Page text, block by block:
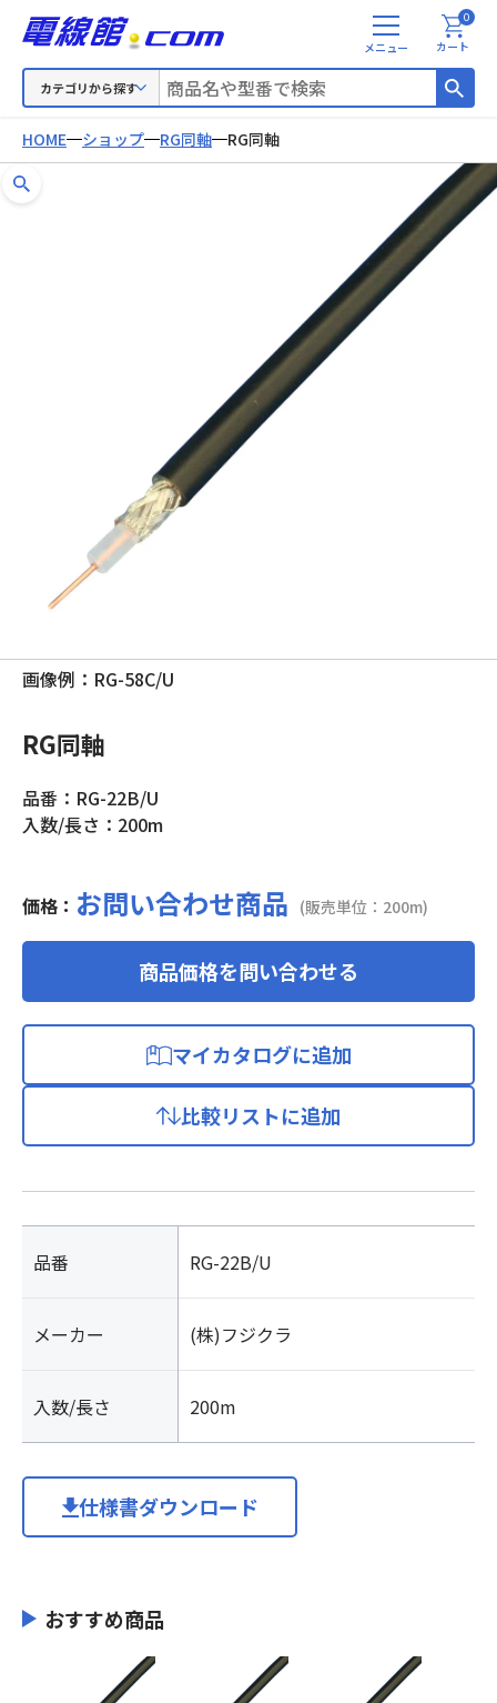
カテゴリから探す
メ
ニ
カート
0
HOME ショップ RG同軸 RG同軸
画像例：RG-58C/U
RG同軸
品番：RG-22B/U
入数/長さ：200m
価格： お問い合わせ商品 (販売単位：200m)
商品価格を問い合わせる
マイカタログに追加
比較リストに追加
品番 RG-22B/U
メーカー (株)フジクラ
入数/長さ 200m
仕様書ダウンロード
おすすめ商品